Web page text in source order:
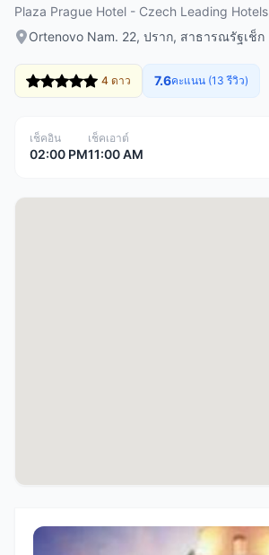
Plaza Prague Hotel - Czech Leading Hotels
Ortenovo Nam. 22, ปราก, สาธารณรัฐเช็ก
4 ดาว 7.6คะแนน (13 รีวิว)
เช็คอิน
02:00 PM
เช็คเอาต์
11:00 AM